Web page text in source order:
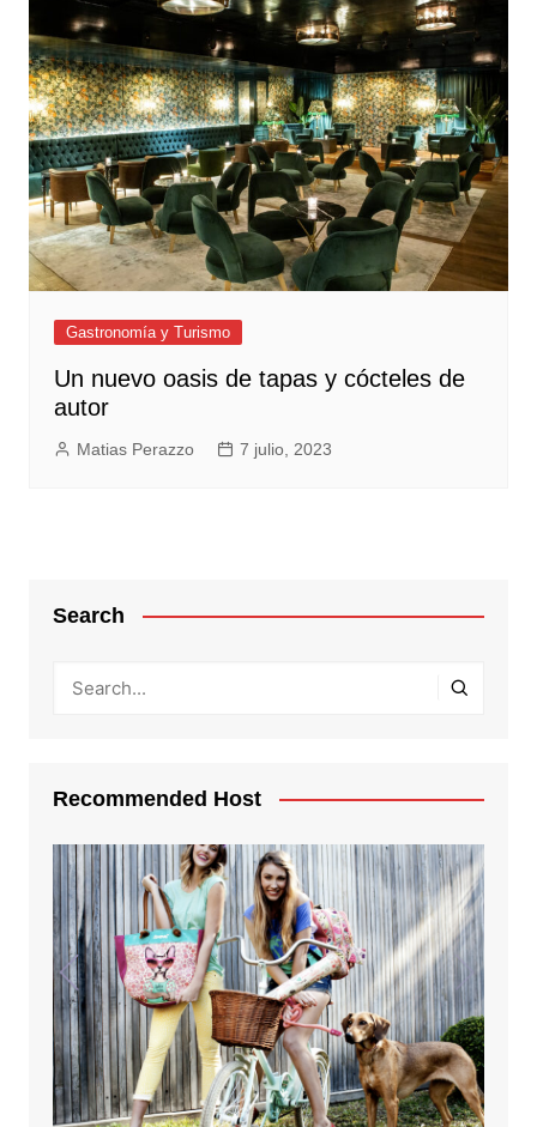
Gastronomía y Turismo
Un nuevo oasis de tapas y cócteles de
autor
Matias Perazzo 7 julio, 2023
Search
Recommended Host